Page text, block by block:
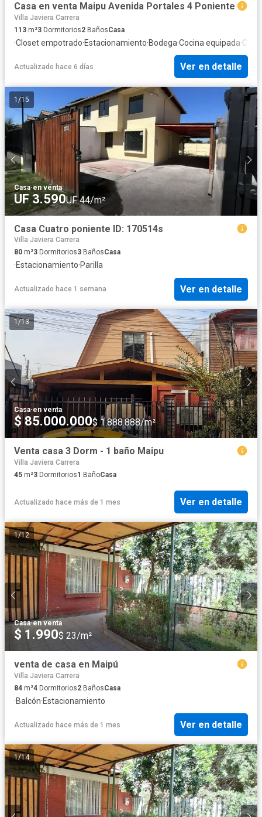
Casa en venta Maipu Avenida Portales 4 Poniente
Villa Javiera Carrera
113 m²3 Dormitorios2 BañosCasa
·Closet empotrado·Estacionamiento·Bodega·Cocina equipada·
Actualizado hace 6 días Ver en detalle
1 /15
Casa·en venta
UF 3.590UF 44/m²
Casa Cuatro poniente ID: 170514s
Villa Javiera Carrera
80 m²3 Dormitorios3 BañosCasa
·Estacionamiento·Parilla
Actualizado hace 1 semana Ver en detalle
1 /13
Casa·en venta
$ 85.000.000$ 1.888.888/m²
Venta casa 3 Dorm - 1 baño Maipu
Villa Javiera Carrera
45 m²3 Dormitorios1 BañoCasa
Actualizado hace más de 1 mes Ver en detalle
1/12
Casa·en venta
$ 1.990$ 23/m²
venta de casa en Maipú
Villa Javiera Carrera
84 m²4 Dormitorios2 BañosCasa
·Balcón·Estacionamiento
Actualizado hace más de 1 mes Ver en detalle
1/14